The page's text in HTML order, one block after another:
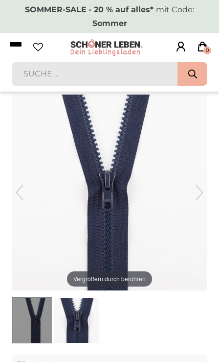
SOMMER-SALE - 20 % auf alles* mit Code:
Sommer
0
Vergrößern durch berühren